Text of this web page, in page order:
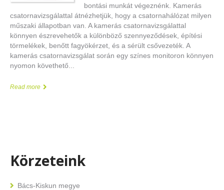
bontási munkát végeznénk. Kamerás
csatornavizsgálattal átnézhetjük, hogy a csatornahálózat milyen
műszaki állapotban van. A kamerás csatornavizsgálattal
könnyen észrevehetők a különböző szennyeződések, építési
törmelékek, benőtt fagyökérzet, és a sérült csővezeték. A
kamerás csatornavizsgálat során egy színes monitoron könnyen
nyomon követhető...
Read more
Körzeteink
Bács-Kiskun megye